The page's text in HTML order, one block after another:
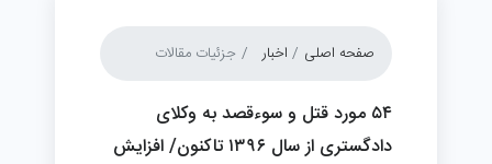
صفحه اصلی اخبار جزئیات مقالات
۵۴ مورد قتل و سوءقصد به وکلای
دادگستری از سال ۱۳۹۶ تاکنون/ افزایش